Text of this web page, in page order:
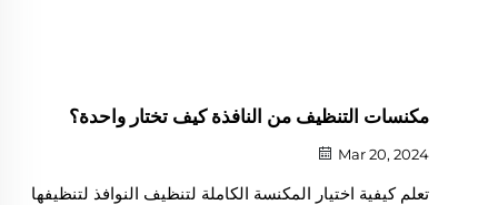
مكنسات التنظيف من النافذة كيف تختار واحدة؟
Mar 20, 2024
تعلم كيفية اختيار المكنسة الكاملة لتنظيف النوافذ لتنظيفها